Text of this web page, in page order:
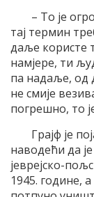
– То је
тај термин
даље користе
намјере, ти
па надаље, од
не смије
погрешно, то
Грајф је
наводећи да
јеврејско-
1945. године,